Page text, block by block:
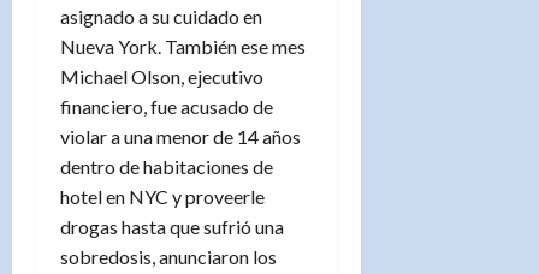
asignado a su cuidado en
Nueva York. También ese mes
Michael Olson, ejecutivo
financiero, fue acusado de
violar a una menor de 14 años
dentro de habitaciones de
hotel en NYC y proveerle
drogas hasta que sufrió una
sobredosis, anunciaron los